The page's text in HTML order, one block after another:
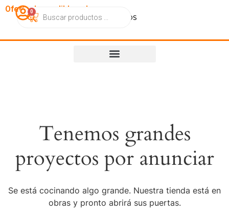
OfertasImperdibles.cl
CatálogoContactoNosotros
0
Tenemos grandes
proyectos por anunciar
Se está cocinando algo grande. Nuestra tienda está en
obras y pronto abrirá sus puertas.